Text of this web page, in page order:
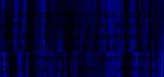
compagnia torna a due capisaldi
il musical e la lezione di
in scena Shakespeare è,
alla scoperta di sé, e quindi
immaginario autenticamente
dalle sue opere. L’unione tra